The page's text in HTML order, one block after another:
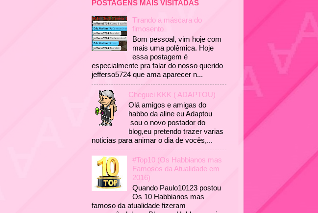
POSTAGENS MAIS VISITADAS
Tirando a máscara do
fimosento
Bom pessoal, vim hoje com
mais uma polêmica. Hoje
essa postagem é
especialmente pra falar do nosso querido
jefferso5724 que ama aparecer n...
Cheguei KKK ( ADAPTOU)
Olá amigos e amigas do
habbo da aline eu Adaptou
sou o novo postador do
blog,eu pretendo trazer varias
noticias para animar o dia de vocês,...
#Top10 (Os Habbianos mas
Famosos da Atualidade em
2016)
Quando Paulo10123 postou
Os 10 Habbianos mas
famoso da atualidade fizeram